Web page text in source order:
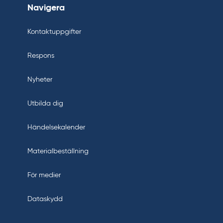
Navigera
Kontaktuppgifter
Respons
Nyheter
Utbilda dig
Händelsekalender
Materialbeställning
För medier
Dataskydd